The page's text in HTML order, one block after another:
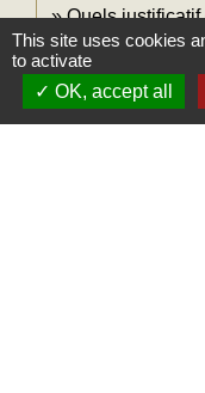
Quels
This site uses cookies
to activate
OK, accept all